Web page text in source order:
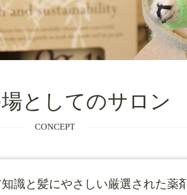
としてのサロン
CONCEPT
識と髪にやさしい厳選された薬